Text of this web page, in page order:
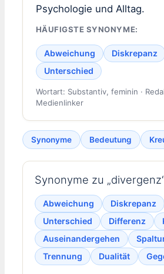
Psychologie und Alltag.
HÄUFIGSTE SYNONYME:
Abweichung
Diskrepanz
Unterschied
Wortart: Substantiv, feminin ·
Medienlinker
Synonyme Bedeutung
Synonyme zu
Abweichung
Diskrepanz
Unterschied
Differenz
Auseinandergehen
Trennung
Dualität